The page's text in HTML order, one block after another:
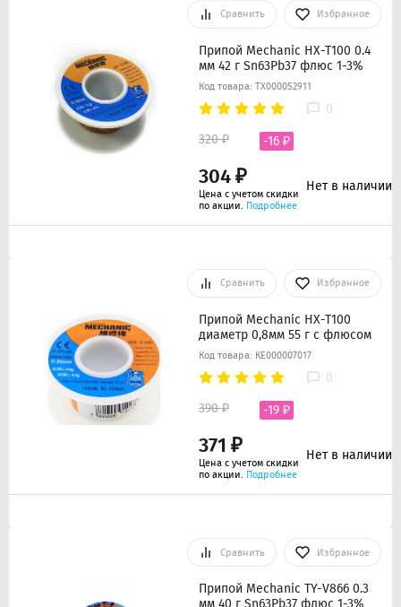
Сравнить Избранное
Припой Mechanic HX-T100 0.4
мм 42 г Sn63Pb37 флюс 1-3%
Код товара: ТХ000052911
0
304 ₽
320 ₽ -16 ₽
Цена с учетом скидки
по акции. Подробнее
Нет в наличии
Сравнить Избранное
Припой Mechanic HX-T100
диаметр 0,8мм 55 г с флюсом
Код товара: КЕ000007017
0
371 ₽
390 ₽ -19 ₽
Цена с учетом скидки
по акции. Подробнее
Нет в наличии
Сравнить Избранное
Припой Mechanic TY-V866 0.3